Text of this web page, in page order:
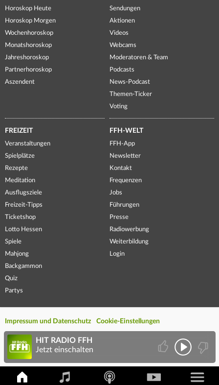
Horoskop Heute
Horoskop Morgen
Wochenhoroskop
Monatshoroskop
Jahreshoroskop
Partnerhoroskop
Aszendent
Sendungen
Aktionen
Videos
Webcams
Moderatoren & Team
Podcasts
News-Podcast
Themen-Ticker
Voting
FREIZEIT
Veranstaltungen
Spielplätze
Rezepte
Meditation
Ausflugsziele
Freizeit-Tipps
Ticketshop
Lotto Hessen
Spiele
Mahjong
Backgammon
Quiz
Partys
FFH-WELT
FFH-App
Newsletter
Kontakt
Frequenzen
Jobs
Führungen
Presse
Radiowerbung
Weiterbildung
Login
Impressum und Datenschutz Cookie-Einstellungen
HIT RADIO FFH
Jetzt einschalten